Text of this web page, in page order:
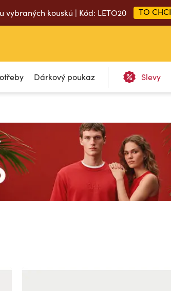
kousků | Kód: LETO20 TO CHCI
Dárkový poukaz Slevy